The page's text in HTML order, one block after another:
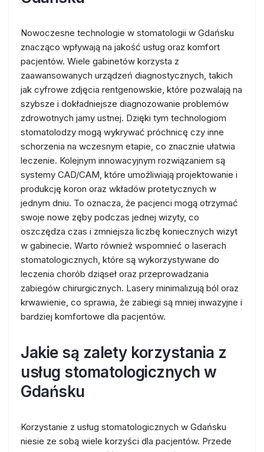
Nowoczesne technologie w stomatologii w Gdańsku
znacząco wpływają na jakość usług oraz komfort
pacjentów. Wiele gabinetów korzysta z
zaawansowanych urządzeń diagnostycznych, takich
jak cyfrowe zdjęcia rentgenowskie, które pozwalają na
szybsze i dokładniejsze diagnozowanie problemów
zdrowotnych jamy ustnej. Dzięki tym technologiom
stomatolodzy mogą wykrywać próchnicę czy inne
schorzenia na wczesnym etapie, co znacznie ułatwia
leczenie. Kolejnym innowacyjnym rozwiązaniem są
systemy CAD/CAM, które umożliwiają projektowanie i
produkcję koron oraz wkładów protetycznych w
jednym dniu. To oznacza, że pacjenci mogą otrzymać
swoje nowe zęby podczas jednej wizyty, co
oszczędza czas i zmniejsza liczbę koniecznych wizyt
w gabinecie. Warto również wspomnieć o laserach
stomatologicznych, które są wykorzystywane do
leczenia chorób dziąseł oraz przeprowadzania
zabiegów chirurgicznych. Lasery minimalizują ból oraz
krwawienie, co sprawia, że zabiegi są mniej inwazyjne i
bardziej komfortowe dla pacjentów.
Jakie są zalety korzystania z
usług stomatologicznych w
Gdańsku
Korzystanie z usług stomatologicznych w Gdańsku
niesie ze sobą wiele korzyści dla pacjentów. Przede